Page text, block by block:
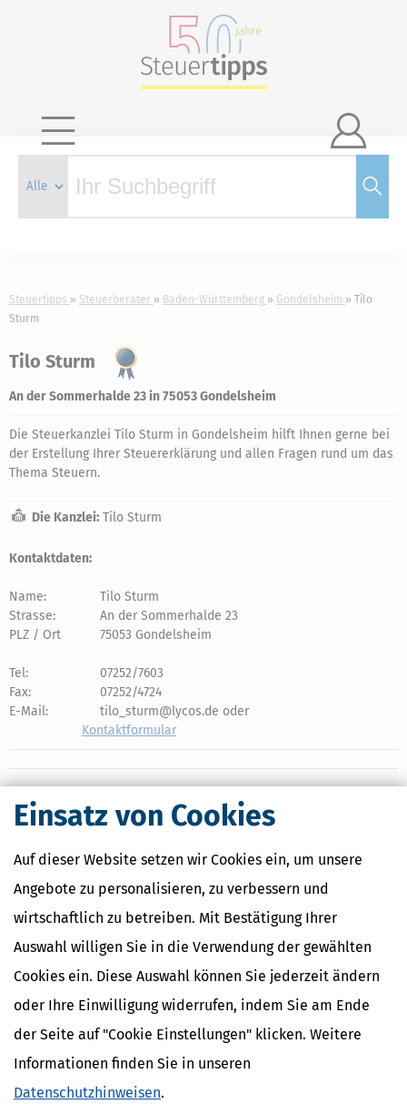
Einsatz von Cookies
Auf dieser Website setzen wir Cookies ein, um unsere
Angebote zu personalisieren, zu verbessern und
wirtschaftlich zu betreiben. Mit Bestätigung Ihrer
Auswahl willigen Sie in die Verwendung der gewählten
Cookies ein. Diese Auswahl können Sie jederzeit ändern
oder Ihre Einwilligung widerrufen, indem Sie am Ende
der Seite auf "Cookie Einstellungen" klicken. Weitere
Informationen finden Sie in unseren
Datenschutzhinweisen.

Steuertipps Steuerberater Baden-Württemberg Gondelsheim
Tilo
Sturm
Tilo Sturm
An der Sommerhalde 23 in 75053 Gondelsheim
Die Steuerkanzlei Tilo Sturm in Gondelsheim hilft Ihnen gerne bei
der Erstellung Ihrer Steuererklärung und allen Fragen rund um das
Thema Steuern.
Die Kanzlei: Tilo Sturm
Kontaktdaten:
Name:
Tilo Sturm
Strasse:
An der Sommerhalde 23
PLZ / Ort
75053 Gondelsheim
Tel:
07252/7603
Fax:
07252/4724
E-Mail:
tilo_sturm@lycos.de oder
Kontaktformular